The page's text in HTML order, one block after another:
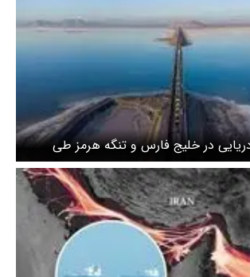
دریایی در خلیج فارس و تنگه هرمز طی